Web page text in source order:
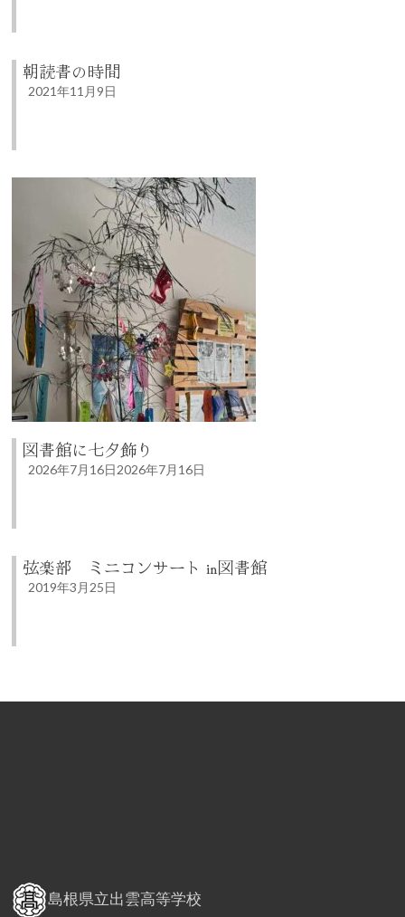
朝読書の時間
2021年11月9日
図書館に七夕飾り
2026年7月16日2026年7月16日
弦楽部 ミニコンサート in図書館
2019年3月25日
島根県立出雲高等学校